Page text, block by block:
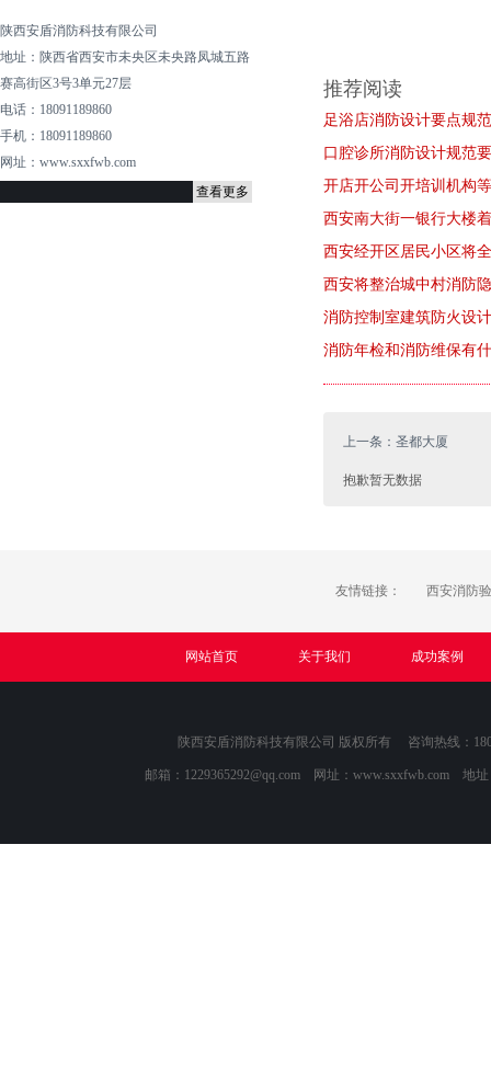
陕西安盾消防科技有限公司
地址：陕西省西安市未央区未央路凤城五路
赛高街区3号3单元27层
电话：18091189860
手机：18091189860
网址：www.sxxfwb.com
查看更多
推荐阅读
足浴店消防设计要点规
口腔诊所消防设计规范
开店开公司开培训机构
西安南大街一银行大楼
西安经开区居民小区将
西安将整治城中村消防
消防控制室建筑防火设计
消防年检和消防维保有
上一条：圣都大厦
抱歉暂无数据
友情链接： 西安消防
网站首页 关于我们 成功案例
陕西安盾消防科技有限公司 版权所有 咨询热线：
邮箱： 1229365292@qq.com 网址：www.sxxfwb.com 地址